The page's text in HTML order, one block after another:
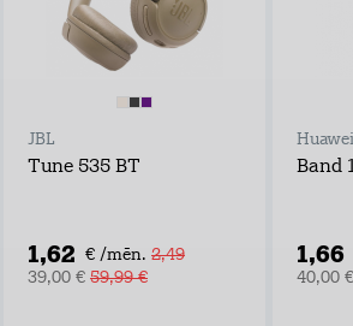
JBL
Tune 535 BT
1,62 € /mēn. 2,49
39,00 € 59,99 €
Huawei
Band
1,66
40,00 €